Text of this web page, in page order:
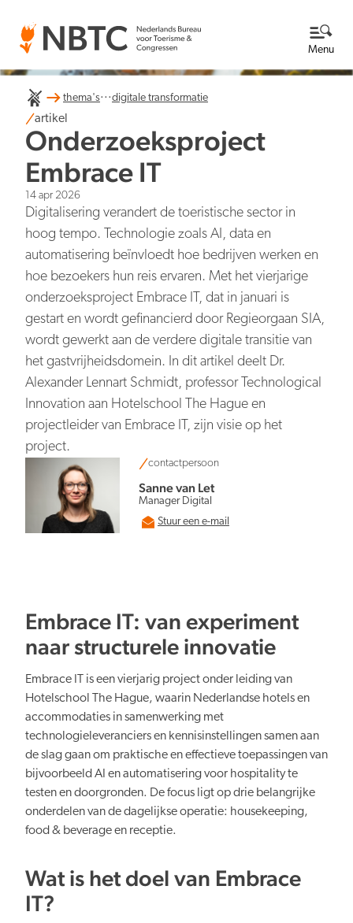
Menu
Thema's
Bekijk alle thema's
Digitale transformatie
Organiserend vermogen
Nederland overal aantrekkelijk
Verduurzaming
Lusten en lasten in balans
Kennisbank
Over ons
Lees meer over NBTC
Wat we doen
Organisatie
Werken bij
NBTC Mediabank
Contact
Newsroom
Ga naar de Newsroom
Nieuwsberichten
Persberichten
Actuele thema’s & impact
EN NL
thema's...digitale transformatie
artikel
Onderzoeksproject
Embrace IT
14 apr 2026
Digitalisering verandert de toeristische sector in
hoog tempo. Technologie zoals AI, data en
automatisering beïnvloedt hoe bedrijven werken en
hoe bezoekers hun reis ervaren. Met het vierjarige
onderzoeksproject Embrace IT, dat in januari is
gestart en wordt gefinancierd door Regieorgaan SIA,
wordt gewerkt aan de verdere digitale transitie van
het gastvrijheidsdomein. In dit artikel deelt Dr.
Alexander Lennart Schmidt, professor Technological
Innovation aan Hotelschool The Hague en
projectleider van Embrace IT, zijn visie op het
project.
contactpersoon
Sanne van Let
Manager Digital
Stuur een e-mail
Embrace IT: van experiment
naar structurele innovatie
Embrace IT is een vierjarig project onder leiding van
Hotelschool The Hague, waarin Nederlandse hotels en
accommodaties in samenwerking met
technologieleveranciers en kennisinstellingen samen aan
de slag gaan om praktische en effectieve toepassingen van
bijvoorbeeld AI en automatisering voor hospitality te
testen en doorgronden. De focus ligt op drie belangrijke
onderdelen van de dagelijkse operatie: housekeeping,
food & beverage en receptie.
Wat is het doel van Embrace
IT?